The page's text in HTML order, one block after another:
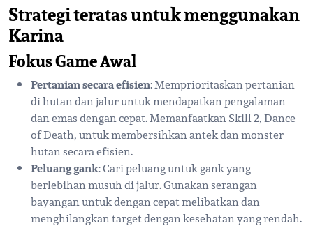
Strategi teratas untuk menggunakan
Karina
Fokus Game Awal
Pertanian secara efisien: Memprioritaskan pertanian
di hutan dan jalur untuk mendapatkan pengalaman
dan emas dengan cepat. Memanfaatkan Skill 2, Dance
of Death, untuk membersihkan antek dan monster
hutan secara efisien.
Peluang gank: Cari peluang untuk gank yang
berlebihan musuh di jalur. Gunakan serangan
bayangan untuk dengan cepat melibatkan dan
menghilangkan target dengan kesehatan yang rendah.